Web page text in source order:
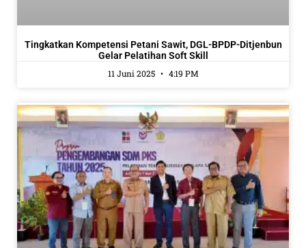
Tingkatkan Kompetensi Petani Sawit, DGL-BPDP-Ditjenbun
Gelar Pelatihan Soft Skill
11 Juni 2025
4:19 PM